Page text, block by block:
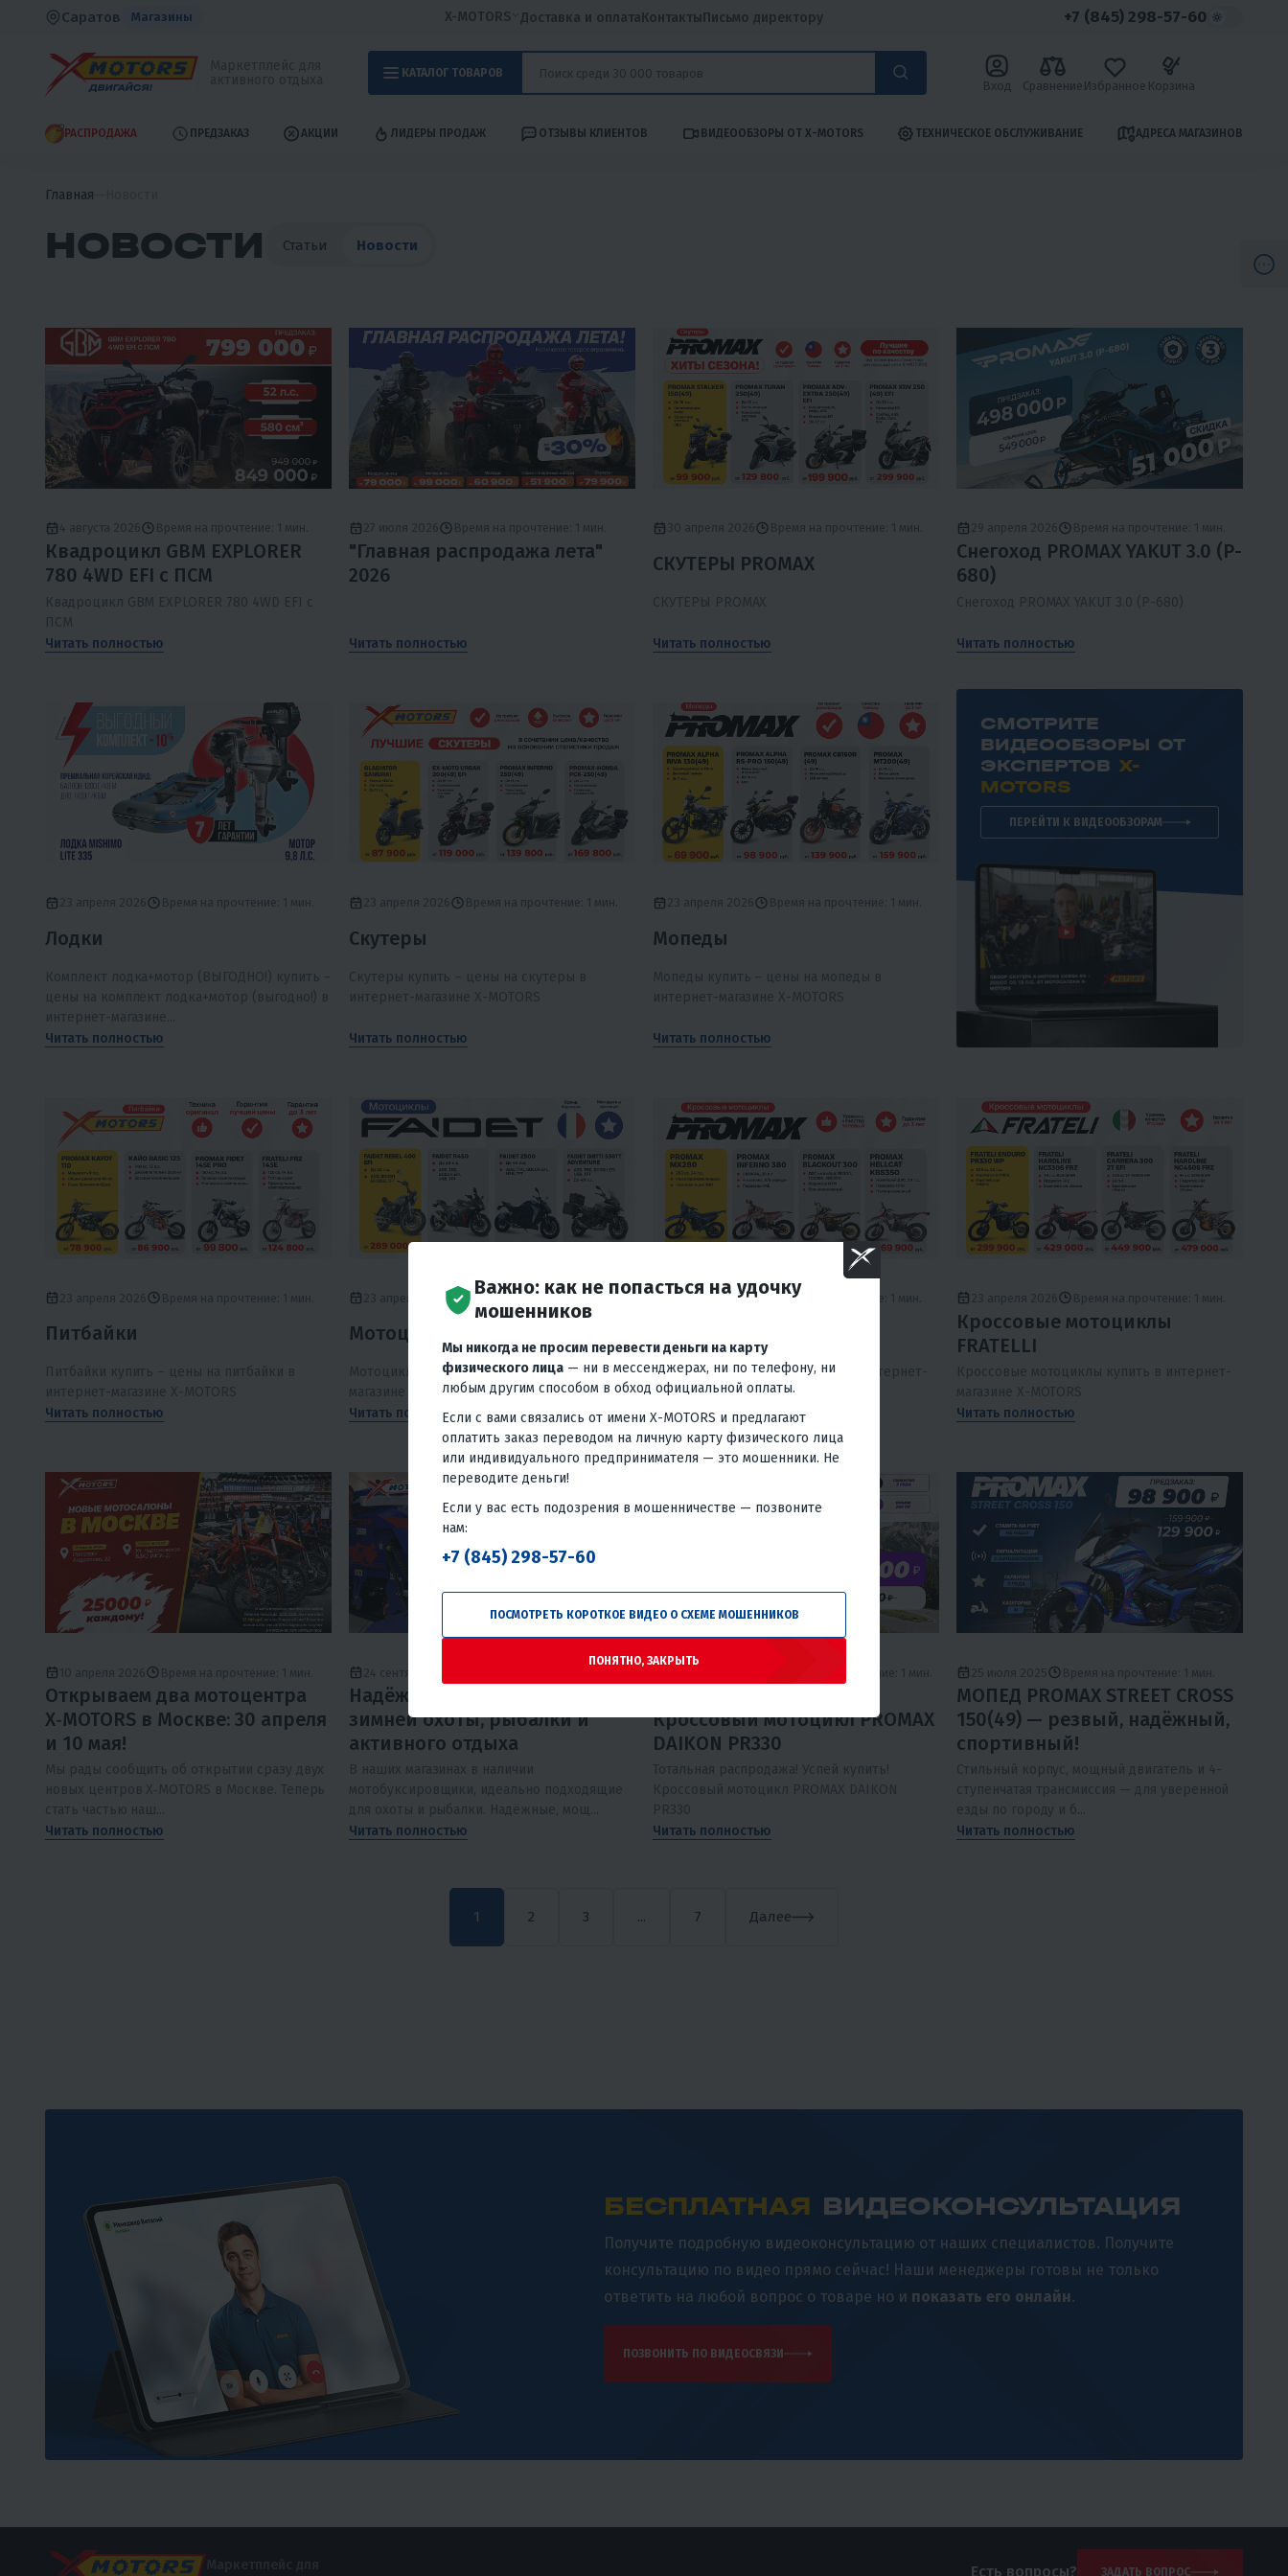
Саратов Магазины X-MOTORS Доставка и оплатаКонтактыПисьмо директору +7 (845) 298-57-60
КАТАЛОГ ТОВАРОВ
Вход Сравнение Избранное Корзина
РАСПРОДАЖА ПРЕДЗАКАЗ АКЦИИ ЛИДЕРЫ ПРОДАЖ ОТЗЫВЫ КЛИЕНТОВ ВИДЕООБЗОРЫ ОТ X-MOTORS ТЕХНИЧЕСКОЕ ОБСЛУЖИВАНИЕ АДРЕСА МАГАЗИНОВ
Главная
НОВОСТИ Статьи Новости
4 августа 2026 Время на прочтение: 1 мин.
Квадроцикл GBM EXPLORER
780 4WD EFI с ПСМ
Квадроцикл GBM EXPLORER 780 4WD EFI с
ПСМ
Читать полностью
27 июля 2026 Время на прочтение: 1 мин.
"Главная распродажа лета"
2026
Читать полностью
30 апреля 2026 Время на прочтение: 1 мин.
СКУТЕРЫ PROMAX
СКУТЕРЫ PROMAX
Читать полностью
29 апреля 2026 Время на прочтение: 1 мин.
Снегоход PROMAX YAKUT 3.0 (P-
680)
Снегоход PROMAX YAKUT 3.0 (P-680)
Читать полностью
23 апреля 2026 Время на прочтение: 1 мин.
Лодки
Комплект лодка+мотор (ВЫГОДНО!) купить –
цены на комплект лодка+мотор (выгодно!) в
интернет-магазине...
Читать полностью
23 апреля 2026 Время на прочтение: 1 мин.
Скутеры
Скутеры купить – цены на скутеры в
интернет-магазине X-MOTORS
Читать полностью
23 апреля 2026 Время на прочтение: 1 мин.
Мопеды
Мопеды купить – цены на мопеды в
интернет-магазине X-MOTORS
Читать полностью
СМОТРИТЕ
ВИДЕООБЗОРЫ ОТ
ЭКСПЕРТОВ X-
MOTORS
ПЕРЕЙТИ К ВИДЕООБЗОРАМ
23 апреля 2026 Время на прочтение: 1 мин.
Питбайки
Питбайки купить – цены на питбайки в
интернет-магазине X-MOTORS
Читать полностью
23 апреля 2026 Время на прочтение: 1 мин.
Мотоциклы FAIDET
Мотоциклы FAIDET купить в интернет-
магазине X-MOTORS
Читать полностью
23 апреля 2026 Время на прочтение: 1 мин.
ПРОМАКС
Кроссовые мотоциклы купить в интернет-
магазине X-MOTORS
Читать полностью
23 апреля 2026 Время на прочтение: 1 мин.
Кроссовые мотоциклы
FRATELLI
Кроссовые мотоциклы купить в интернет-
магазине X-MOTORS
Читать полностью
10 апреля 2026 Время на прочтение: 1 мин.
Открываем два мотоцентра
X‑MOTORS в Москве: 30 апреля
и 10 мая!
Мы рады сообщить об открытии сразу двух
новых центров X‑MOTORS в Москве. Теперь
стать частью наш...
Читать полностью
24 сентября 2025
Надёжный помощник для
зимней охоты, рыбалки и
активного отдыха
В наших магазинах в наличии
мотобуксировщики, идеально подходящие
для охоты и рыбалки. Надёжные, мощ...
Читать полностью
Время на прочтение: 1 мин.
Кроссовый мотоцикл PROMAX
DAIKON PR330
Тотальная распродажа! Успей купить!
Кроссовый мотоцикл PROMAX DAIKON
PR330
Читать полностью
25 июля 2025 Время на прочтение: 1 мин.
МОПЕД PROMAX STREET CROSS
150(49) — резвый, надёжный,
спортивный!
Стильный корпус, мощный двигатель и 4-
ступенчатая трансмиссия — для уверенной
езды по городу и б...
Читать полностью
1 2 3 ... 7 Далее
БЕСПЛАТНАЯ ВИДЕОКОНСУЛЬТАЦИЯ
Получите подробную видеоконсультацию от наших специалистов. Получите
консультацию по видео прямо сейчас! Наши менеджеры готовы не только
ответить на любой вопрос о товаре но и показать его онлайн.
ПОЗВОНИТЬ ПО ВИДЕОСВЯЗИ
Есть вопросы? ЗАДАТЬ ВОПРОС
Важно: как не попасться на удочку
мошенников
Мы никогда не просим перевести деньги на карту
физического лица — ни в мессенджерах, ни по телефону, ни
любым другим способом в обход официальной оплаты.
Если с вами связались от имени X-MOTORS и предлагают
оплатить заказ переводом на личную карту физического лица
или индивидуального предпринимателя — это мошенники. Не
переводите деньги!
Если у вас есть подозрения в мошенничестве — позвоните
нам:
+7 (845) 298-57-60
ПОСМОТРЕТЬ КОРОТКОЕ ВИДЕО О СХЕМЕ МОШЕННИКОВ
ПОНЯТНО, ЗАКРЫТЬ